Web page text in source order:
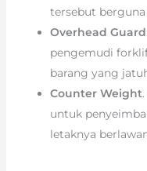
tersebut
Overhead Guard
pengemudi
barang yang
Counter Weight
untuk
letaknya